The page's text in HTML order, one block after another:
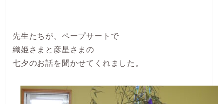
先生たちが、ペープサートで
織姫さまと彦星さまの
七夕のお話を聞かせてくれました。